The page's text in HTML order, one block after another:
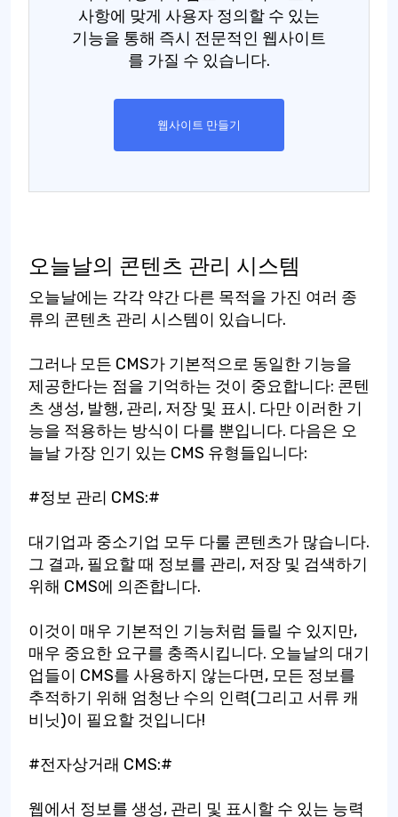
사항에 맞게 사용자 정의할 수 있는
기능을 통해 즉시 전문적인 웹사이트
를 가질 수 있습니다.
웹사이트 만들기
오늘날의 콘텐츠 관리 시스템
오늘날에는 각각 약간 다른 목적을 가진 여러 종
류의 콘텐츠 관리 시스템이 있습니다.
그러나 모든 CMS가 기본적으로 동일한 기능을
제공한다는 점을 기억하는 것이 중요합니다: 콘텐
츠 생성, 발행, 관리, 저장 및 표시. 다만 이러한 기
능을 적용하는 방식이 다를 뿐입니다. 다음은 오
늘날 가장 인기 있는 CMS 유형들입니다:
#정보 관리 CMS:#
대기업과 중소기업 모두 다룰 콘텐츠가 많습니다.
그 결과, 필요할 때 정보를 관리, 저장 및 검색하기
위해 CMS에 의존합니다.
이것이 매우 기본적인 기능처럼 들릴 수 있지만,
매우 중요한 요구를 충족시킵니다. 오늘날의 대기
업들이 CMS를 사용하지 않는다면, 모든 정보를
추적하기 위해 엄청난 수의 인력(그리고 서류 캐
비닛)이 필요할 것입니다!
#전자상거래 CMS:#
웹에서 정보를 생성, 관리 및 표시할 수 있는 능력